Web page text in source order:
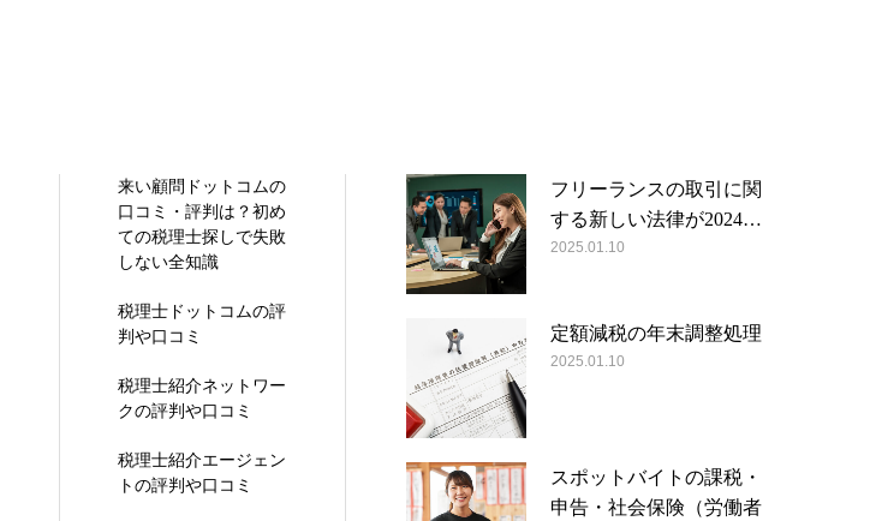
来い顧問ドットコムの
口コミ・評判は？初め
ての税理士探しで失敗
しない全知識
税理士ドットコムの評
判や口コミ
税理士紹介ネットワー
クの評判や口コミ
税理士紹介エージェン
トの評判や口コミ
フリーランスの取引に関
する新しい法律が2024…
2025.01.10
定額減税の年末調整処理
2025.01.10
スポットバイトの課税・
申告・社会保険（労働者